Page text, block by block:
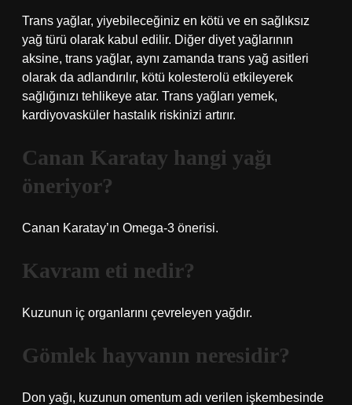
Trans yağlar, yiyebileceğiniz en kötü ve en sağlıksız
yağ türü olarak kabul edilir. Diğer diyet yağlarının
aksine, trans yağlar, aynı zamanda trans yağ asitleri
olarak da adlandırılır, kötü kolesterolü etkileyerek
sağlığınızı tehlikeye atar. Trans yağları yemek,
kardiyovasküler hastalık riskinizi artırır.
Canan Karatay hangi yağı
öneriyor?
Canan Karatay’ın Omega-3 önerisi.
Kavram eti nedir?
Kuzunun iç organlarını çevreleyen yağdır.
Gömlek hayvanın neresidir?
Don yağı, kuzunun omentum adı verilen işkembesinde